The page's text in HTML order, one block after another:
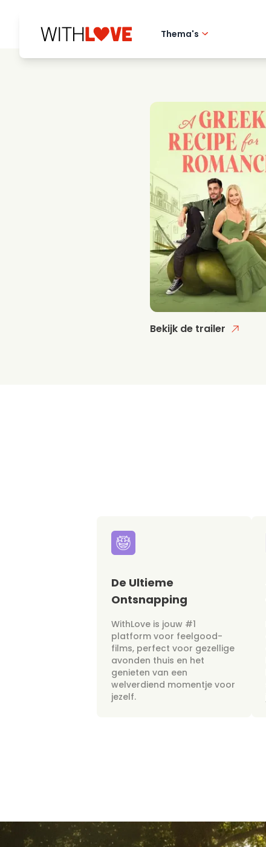
Thema's
Mysteries
Bekijk de trailer
De Ultieme
Ontsnapping
WithLove is jouw #1
platform voor feelgood-
films, perfect voor gezellige
avonden thuis en het
genieten van een
welverdiend momentje voor
jezelf.